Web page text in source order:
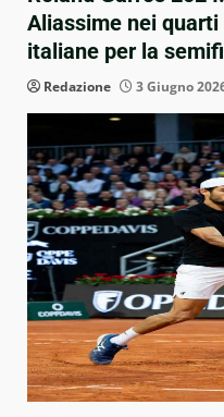
Aliassime nei
italiane per la
Redazione 3 Giugno